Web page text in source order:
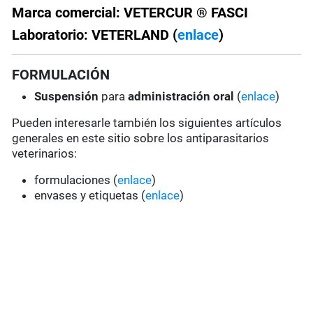
Marca comercial: VETERCUR ® FASCI
Laboratorio: VETERLAND (enlace)
FORMULACIÓN
Suspensión paraadministración oral (enlace)
Pueden interesarle también los siguientes artículos
generales en este sitio sobre los antiparasitarios
veterinarios:
formulaciones (enlace)
envases y etiquetas (enlace)